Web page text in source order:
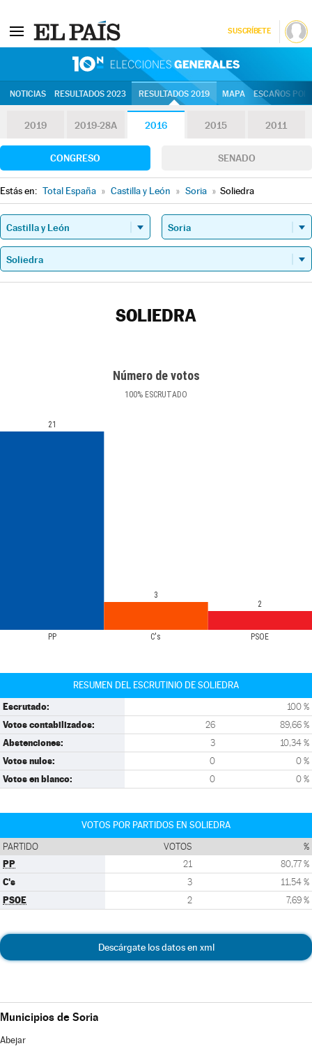
SUSCRÍBETE
NOTICIAS RESULTADOS 2023 RESULTADOS 2019 MAPA ESCAÑOS
2019 2019-28A 2016 2015 2011
CONGRESO SENADO
Estás en: Total España » Castilla y León » Soria » Soliedra
SOLIEDRA
Número de votos
100% ESCRUTADO
PP C's PSOE
21
3
2
RESUMEN DEL ESCRUTINIO DE SOLIEDRA
Escrutado: 100 %
Votos contabilizados: 26 89,66 %
Abstenciones: 3 10,34 %
Votos nulos: 0 0 %
Votos en blanco: 0 0 %
VOTOS POR PARTIDOS EN SOLIEDRA
PARTIDO VOTOS %
PP 21 80,77 %
C's 3 11,54 %
PSOE 2 7,69 %
Descárgate los datos en xml
Municipios de Soria
Abejar